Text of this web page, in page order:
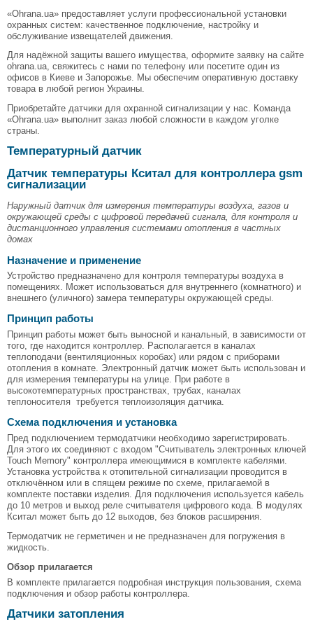
«Ohrana.ua» предоставляет услуги профессиональной установки
охранных систем: качественное подключение, настройку и
обслуживание извещателей движения.
Для надёжной защиты вашего имущества, оформите заявку на сайте
ohrana.ua, свяжитесь с нами по телефону или посетите один из
офисов в Киеве и Запорожье. Мы обеспечим оперативную доставку
товара в любой регион Украины.
Приобретайте датчики для охранной сигнализации у нас. Команда
«Ohrana.ua» выполнит заказ любой сложности в каждом уголке
страны.
Температурный датчик
Датчик температуры Кситал для контроллера gsm
сигнализации
Наружный датчик для измерения температуры воздуха, газов и
окружающей среды с цифровой передачей сигнала, для контроля и
дистанционного управления системами отопления в частных
домах
Назначение и применение
Устройство предназначено для контроля температуры воздуха в
помещениях. Может использоваться для внутреннего (комнатного) и
внешнего (уличного) замера температуры окружающей среды.
Принцип работы
Принцип работы может быть выносной и канальный, в зависимости от
того, где находится контроллер. Располагается в каналах
теплоподачи (вентиляционных коробах) или рядом с приборами
отопления в комнате. Электронный датчик может быть использован и
для измерения температуры на улице. При работе в
высокотемпературных пространствах, трубах, каналах
теплоносителя требуется теплоизоляция датчика.
Схема подключения и установка
Пред подключением термодатчики необходимо зарегистрировать.
Для этого их соединяют с входом "Считыватель электронных ключей
Touch Memory" контроллера имеющимися в комплекте кабелями.
Установка устройства к отопительной сигнализации проводится в
отключённом или в спящем режиме по схеме, прилагаемой в
комплекте поставки изделия. Для подключения используется кабель
до 10 метров и выход реле считывателя цифрового кода. В модулях
Кситал может быть до 12 выходов, без блоков расширения.
Термодатчик не герметичен и не предназначен для погружения в
жидкость.
Обзор прилагается
В комплекте прилагается подробная инструкция пользования, схема
подключения и обзор работы контроллера.
Датчики затопления